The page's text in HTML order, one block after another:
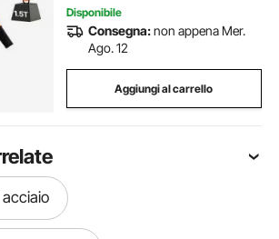
Disponibile
Consegna:non appena Mer.
Ago. 12
Aggiungi al carrello